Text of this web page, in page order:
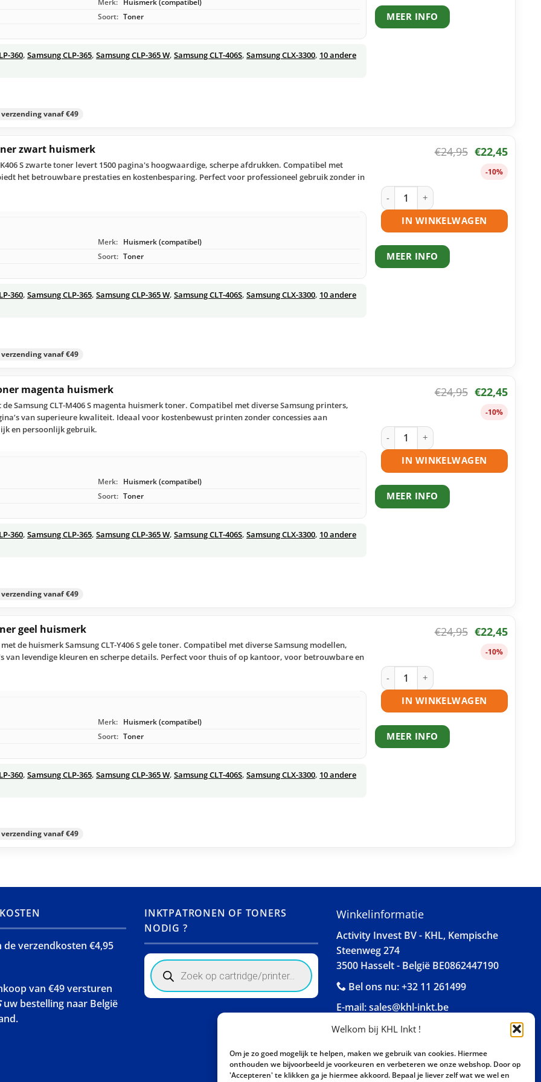
Welkom bij KHL Inkt !
Om je zo goed mogelijk te helpen, maken we gebruik van cookies. Hiermee
onthouden we bijvoorbeeld je voorkeuren en verbeteren we onze webshop. Door op
'Accepteren' te klikken ga je hiermee akkoord. Bepaal je liever zelf wat we wel en
Soort: Toner
360, Samsung CLP-365, Samsung CLP-365 W, Samsung CLT-406S, Samsung CLX-3300, 10 andere
vanaf €49
MEER INFO
zwart huismerk
S zwarte toner levert 1500 pagina's hoogwaardige, scherpe afdrukken. Compatibel met
het betrouwbare prestaties en kostenbesparing. Perfect voor professioneel gebruik zonder in
Merk: Huismerk (compatibel)
Soort: Toner
360, Samsung CLP-365, Samsung CLP-365 W, Samsung CLT-406S, Samsung CLX-3300, 10 andere
vanaf €49
€24,95 €22,45
-10%
Samsung CLT-K406S toner zwart
IN WINKELWAGEN
MEER INFO
magenta huismerk
Samsung CLT-M406 S magenta huismerk toner. Compatibel met diverse Samsung printers,
van superieure kwaliteit. Ideaal voor kostenbewust printen zonder concessies aan
en persoonlijk gebruik.
Merk: Huismerk (compatibel)
Soort: Toner
360, Samsung CLP-365, Samsung CLP-365 W, Samsung CLT-406S, Samsung CLX-3300, 10 andere
vanaf €49
€24,95 €22,45
-10%
Samsung CLT-M406S toner magenta
IN WINKELWAGEN
MEER INFO
geel huismerk
de huismerk Samsung CLT-Y406 S gele toner. Compatibel met diverse Samsung modellen,
van levendige kleuren en scherpe details. Perfect voor thuis of op kantoor, voor betrouwbare en
Merk: Huismerk (compatibel)
Soort: Toner
360, Samsung CLP-365, Samsung CLP-365 W, Samsung CLT-406S, Samsung CLX-3300, 10 andere
vanaf €49
€24,95 €22,45
-10%
Samsung CLT-Y406S toner geel
IN WINKELWAGEN
MEER INFO
de verzendkosten €4,95
van €49 versturen
uw bestelling naar België
INKTPATRONEN OF TONERS
NODIG ?
Products
search
Winkelinformatie
Activity Invest BV - KHL, Kempische
Steenweg 274
3500 Hasselt - België BE0862447190
Bel ons nu:+32 11 261499
E-mail:sales@khl-inkt.be